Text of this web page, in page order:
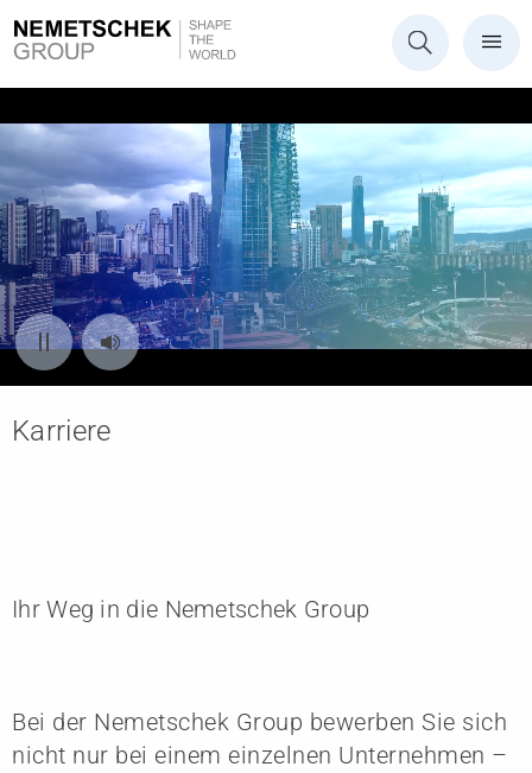
Karriere
Ihr Weg in die Nemetschek Group
Bei der Nemetschek Group bewerben Sie sich
nicht nur bei einem einzelnen Unternehmen –